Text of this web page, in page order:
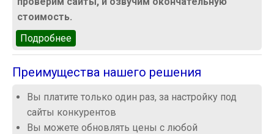
стоимость.
Подробнее
Преимущества нашего решения
Вы платите только один раз, за настройку под
сайты конкурентов
Вы можете обновлять цены с любой